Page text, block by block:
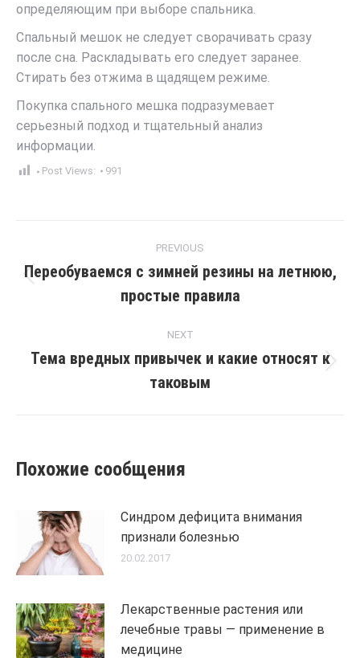
определяющим при выборе спальника.
Спальный мешок не следует сворачивать сразу
после сна. Раскладывать его следует заранее.
Стирать без отжима в щадящем режиме.
Покупка спального мешка подразумевает
серьезный подход и тщательный анализ
информации.
Post Views: 991
navigation
PREVIOUS
Previous
post:
Переобуваемся с зимней резины на летнюю,
простые правила
NEXT
post:
Тема вредных привычек и какие относят к
таковым
Похожие сообщения
Синдром дефицита внимания
признали болезнью
20.02.2017
Лекарственные растения или
лечебные травы — применение в
медицине